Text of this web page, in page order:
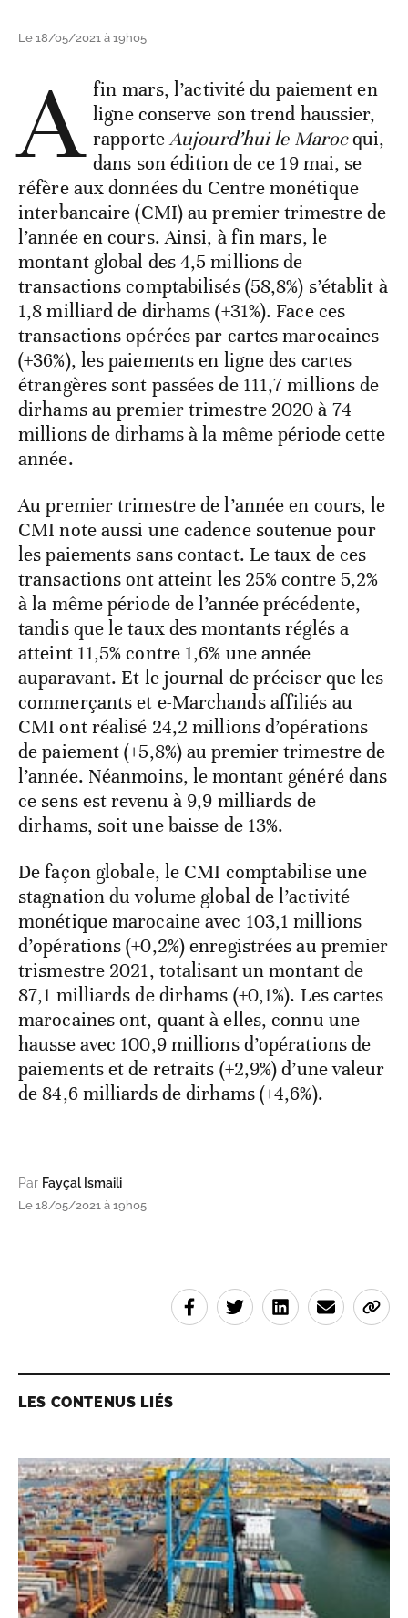
Le 18/05/2021 à 19h05
A fin mars, l’activité du paiement en
ligne conserve son trend haussier,
rapporteAujourd’hui le Marocqui,
dans son édition de ce 19 mai, se
réfère aux données du Centre monétique
interbancaire (CMI) au premier trimestre de
l’année en cours. Ainsi, à fin mars, le
montant global des 4,5 millions de
transactions comptabilisés (58,8%) s’établit à
1,8 milliard de dirhams (+31%). Face ces
transactions opérées par cartes marocaines
(+36%), les paiements en ligne des cartes
étrangères sont passées de 111,7 millions de
dirhams au premier trimestre 2020 à 74
millions de dirhams à la même période cette
année.
Au premier trimestre de l’année en cours, le
CMI note aussi une cadence soutenue pour
les paiements sans contact. Le taux de ces
transactions ont atteint les 25% contre 5,2%
à la même période de l’année précédente,
tandis que le taux des montants réglés a
atteint 11,5% contre 1,6% une année
auparavant. Et le journal de préciser que les
commerçants et e-Marchands affiliés au
CMI ont réalisé 24,2 millions d’opérations
de paiement (+5,8%) au premier trimestre de
l’année. Néanmoins, le montant généré dans
ce sens est revenu à 9,9 milliards de
dirhams, soit une baisse de 13%.
De façon globale, le CMI comptabilise une
stagnation du volume global de l’activité
monétique marocaine avec 103,1 millions
d’opérations (+0,2%) enregistrées au premier
trismestre 2021, totalisant un montant de
87,1 milliards de dirhams (+0,1%). Les cartes
marocaines ont, quant à elles, connu une
hausse avec 100,9 millions d’opérations de
paiements et de retraits (+2,9%) d’une valeur
de 84,6 milliards de dirhams (+4,6%).
Par Fayçal Ismaili
Le 18/05/2021 à 19h05
LES CONTENUS LIÉS